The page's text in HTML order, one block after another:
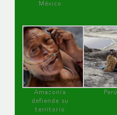
México
Amazonía
defiende su
territorio
Perú